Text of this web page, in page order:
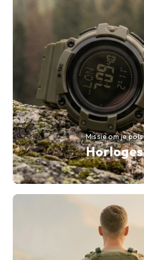
Horloges
Missie om je pols